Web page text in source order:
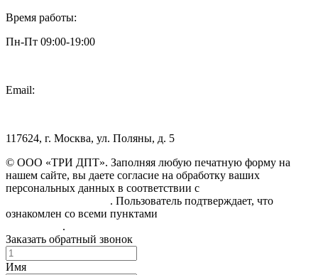
Время работы:
Пн-Пт 09:00-19:00
Email:
117624, г. Москва, ул. Поляны, д. 5
© ООО «ТРИ ДПТ». Заполняя любую печатную форму на
нашем сайте, вы даете согласие на обработку ваших
персональных данных в соответствии с
. Пользователь подтверждает, что
ознакомлен со всеми пунктами
.
Заказать обратный звонок
Имя